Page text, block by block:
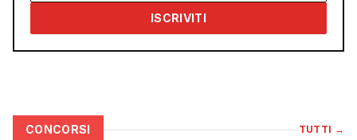
ISCRIVITI
CONCORSI TUTTI →